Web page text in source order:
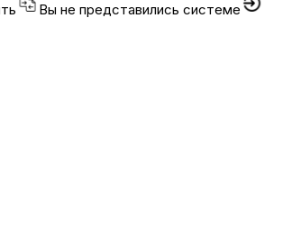
Вы не представились системе